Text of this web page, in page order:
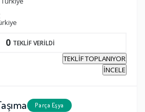
0 TEKLİF VERİLDİ
TEKLİF TOPLANIYOR
İNCELE
Parça Eşya